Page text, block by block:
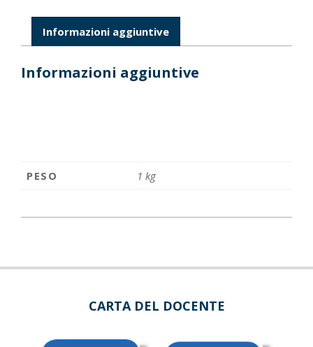
Informazioni aggiuntive
Informazioni aggiuntive
PESO 1 kg
CARTA DEL DOCENTE